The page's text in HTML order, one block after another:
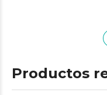
Productos